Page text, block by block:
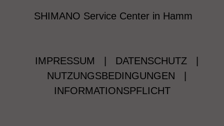
SHIMANO Service Center in Hamm
IMPRESSUM DATENSCHUTZ
NUTZUNGSBEDINGUNGEN
INFORMATIONSPFLICHT